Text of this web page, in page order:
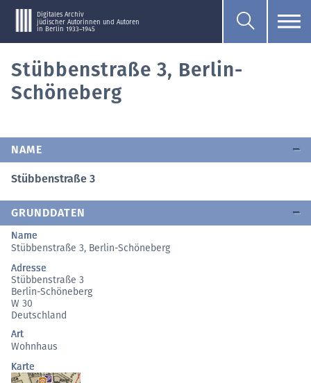
Digitales Archiv
jüdischer Autorinnen und Autoren
in Berlin 1933–1945
Stübbenstraße 3, Berlin-
Schöneberg
NAME
Stübbenstraße 3
GRUNDDATEN
Name
Stübbenstraße 3, Berlin-Schöneberg
Adresse
Stübbenstraße 3
Berlin-Schöneberg
W 30
Deutschland
Art
Wohnhaus
Karte